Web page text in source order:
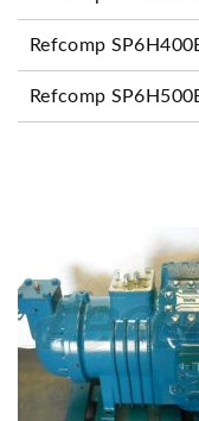
Refcomp
Refcomp